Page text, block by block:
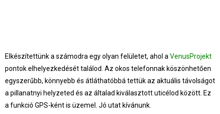
Elkészítettünk a számodra egy olyan felületet, ahol a VenusProjekt
pontok elhelyezkedését találod. Az okos telefonnak köszönhetően
egyszerűbb, könnyebb és átláthatóbbá tettük az aktuális távolságot
a pillanatnyi helyzeted és az általad kiválasztott uticélod között. Ez
a funkció GPS-ként is üzemel. Jó utat kívánunk.